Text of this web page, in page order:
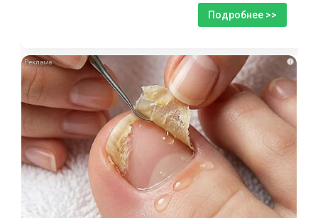
Подробнее >>
i